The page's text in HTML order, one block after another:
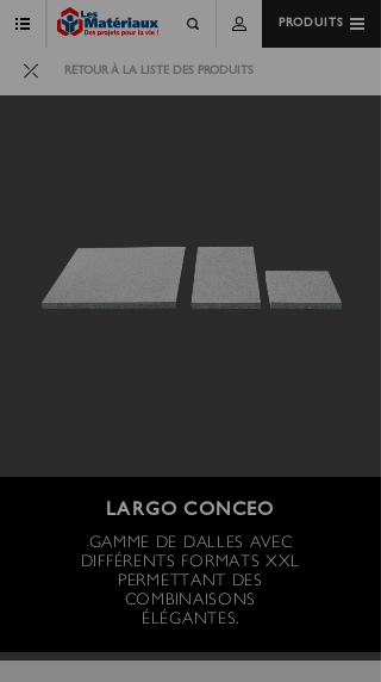
PRODUITS
RETOUR À LA LISTE DES PRODUITS
LARGO CONCEO
GAMME DE DALLES AVEC
DIFFÉRENTS FORMATS XXL
PERMETTANT DES
COMBINAISONS
ÉLÉGANTES.